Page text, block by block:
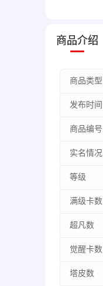
盼***L
商品介绍
商品类型
发布时间
商品编号
实名情况
等级
满级卡数
超凡数
觉醒卡数
塔皮数